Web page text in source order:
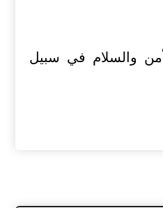
والسلام في سبيل